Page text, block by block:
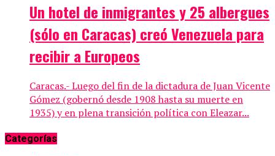
Un hotel de inmigrantes y 25 albergues
(sólo en Caracas) creó Venezuela para
recibir a Europeos
Caracas.- Luego del fin de la dictadura de Juan Vicente
Gómez (gobernó desde 1908 hasta su muerte en
1935) y en plena transición política con Eleazar...
Categorías